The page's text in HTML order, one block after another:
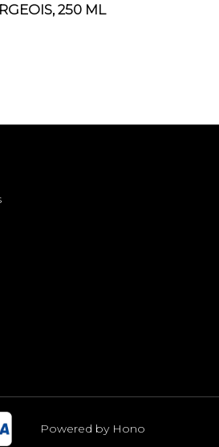
250 ML
Powered by Hono